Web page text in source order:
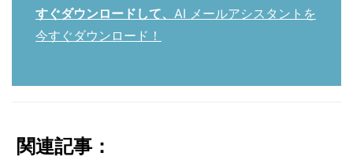
すぐダウンロードして、 AI メールアシスタントを
今すぐダウンロード！
関連記事：